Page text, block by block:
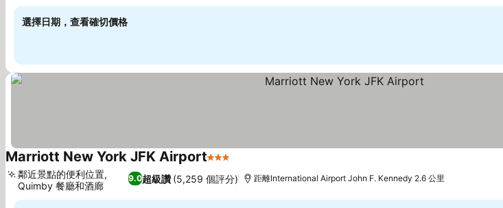
選擇日期，查看確切價格
Marriott New York JFK Airport3 星級
9.0超級讚 (5,259 個評分)
鄰近景點的便利位置,
Quimby 餐廳和酒廊
距離International Airport John F. Kennedy 2.6 公里